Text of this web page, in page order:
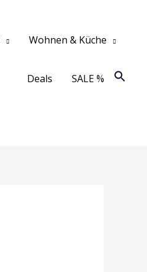
Wohnen & Küche
Deals SALE %